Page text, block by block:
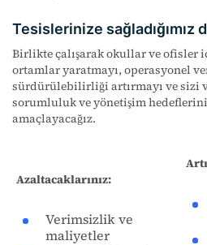
Tesislerinize sağladığımız
Birlikte çalışarak okullar ve ofisler
ortamlar yaratmayı, operasyonel
sürdürülebilirliği artırmayı ve sizi
sorumluluk ve yönetişim
amaçlayacağız.
Azaltacaklarınız:
Verimsizlik ve
maliyetler